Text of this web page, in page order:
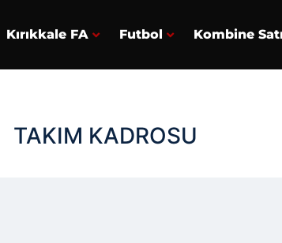
Kırıkkale FA Futbol Kombine
TAKIM KADROSU